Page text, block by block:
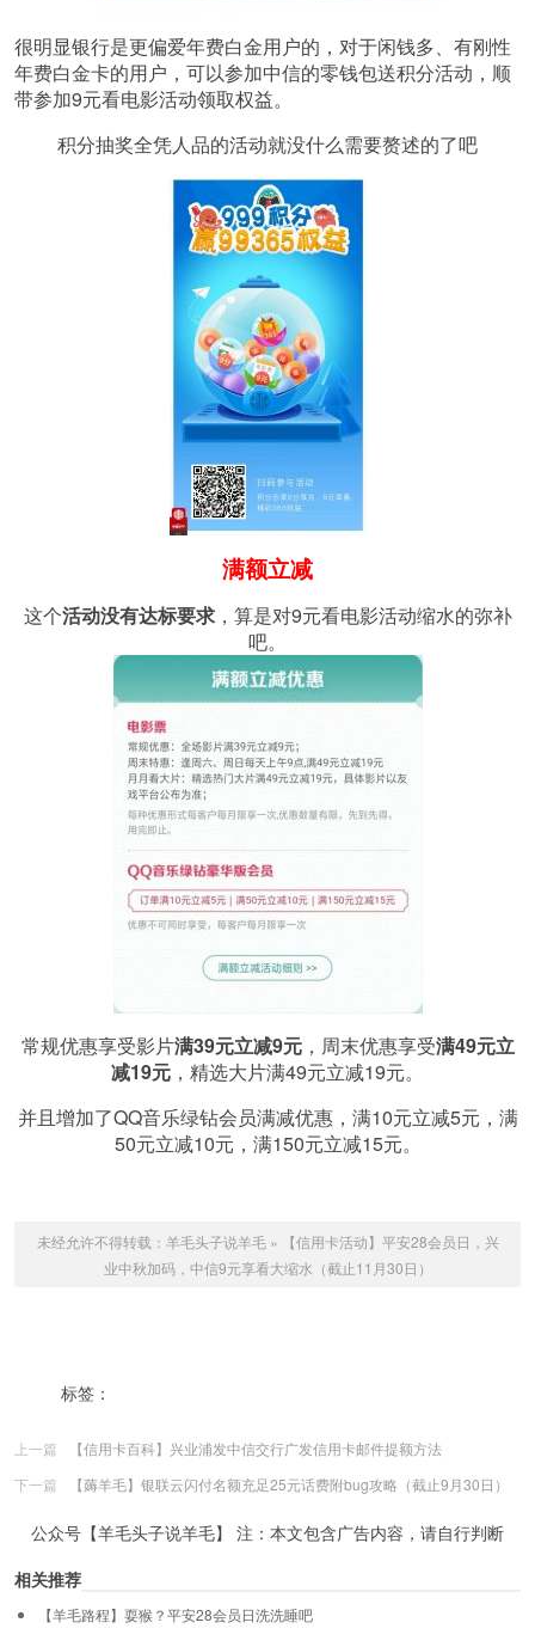
很明显银行是更偏爱年费白金用户的，对于闲钱多、有刚性
年费白金卡的用户，可以参加中信的零钱包送积分活动，顺
带参加9元看电影活动领取权益。
积分抽奖全凭人品的活动就没什么需要赘述的了吧
满额立减
这个活动没有达标要求，算是对9元看电影活动缩水的弥补
吧。
常规优惠享受影片满39元立减9元，周末优惠享受满49元立
减19元 ，精选大片满49元立减19元。
并且增加了QQ音乐绿钻会员满减优惠，满10元立减5元，满
50元立减10元，满150元立减15元。
未经允许不得转载： 羊毛头子说羊毛»
【信用卡活动】平安28会员日，兴
业中秋加码，中信9元享看大缩水（截止11月30日）
标签：
上一篇
【信用卡百科】兴业浦发中信交行广发信用卡邮件提额方法
下一篇
【薅羊毛】银联云闪付名额充足25元话费附bug攻略（截止9月30日）
公众号【羊毛头子说羊毛】 注：本文包含广告内容，请自行判断
相关推荐
【羊毛路程】耍猴？平安28会员日洗洗睡吧